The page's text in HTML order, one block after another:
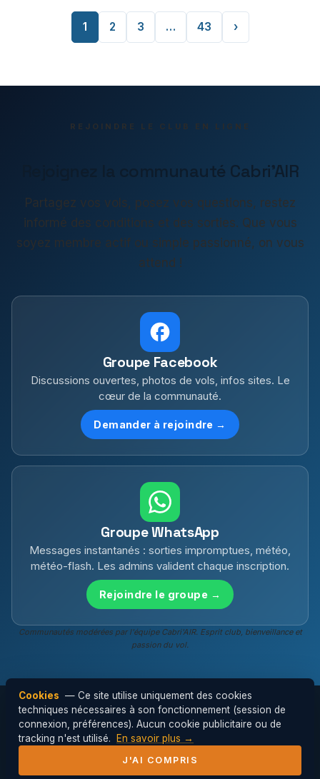
1 2 3 … 43 ›
REJOINDRE LE CLUB EN LIGNE
Rejoignez la communauté Cabri'AIR
Partagez vos vols, posez vos questions, restez
informé des conditions et des sorties. Que vous
soyez membre actif ou simple passionné, on vous
attend !
Groupe Facebook
Discussions ouvertes, photos de vols, infos sites. Le
cœur de la communauté.
Demander à rejoindre →
Groupe WhatsApp
Messages instantanés : sorties impromptues, météo,
météo-flash. Les admins valident chaque inscription.
Rejoindre le groupe →
Communautés modérées par l'équipe Cabri'AIR. Esprit club, bienveillance et
passion du vol.
© 2026 Cabri'AIR — Club de parapente de
l'Hérault ·Mentions légales
Cookies — Ce site utilise uniquement des cookies
techniques nécessaires à son fonctionnement (session de
connexion, préférences). Aucun cookie publicitaire ou de
tracking n'est utilisé.
En savoir plus →
J'AI COMPRIS